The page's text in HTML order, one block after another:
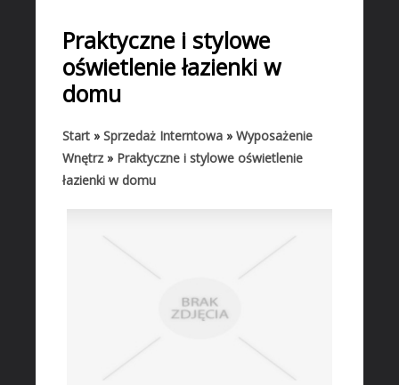
BIZNES
Biura Rachunkowe
Doradztwo
Drukarnie
Handel
Hurtownie
Banki, Przelewy, Waluty, Kantory
Praktyczne i stylowe
oświetlenie łazienki w
domu
Start » Sprzedaż Interntowa » Wyposażenie
Wnętrz» Praktyczne i stylowe oświetlenie
łazienki w domu